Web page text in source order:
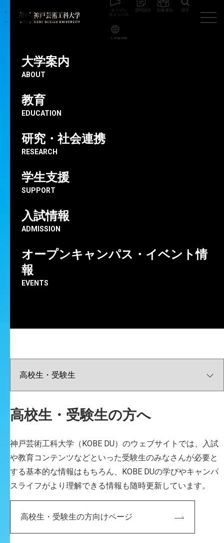
大学案内
ABOUT
教育
EDUCATION
研究・社会連携
RESEARCH
学生支援
SUPPORT
入試情報
ADMISSION
オープンキャンパス・イベント情
報
EVENTS
高校生・受験生の方へ
神戸芸術工科大学（KOBE DU）のウェブサイトでは、入試
や教育コンテンツなどといった受験生のみなさんが必要と
する基本的な情報はもちろん、KOBE DUの学びやキャンパ
スライフがより理解できる情報も随時更新しています。
高校生・受験生の方向けページ
オープン
キャンパス
資料請求 対象者別 探す
Language
神戸芸術工科大学
大学案内
建学の理念・沿革
神戸芸術工科大学は、「世に役立つ人物の養